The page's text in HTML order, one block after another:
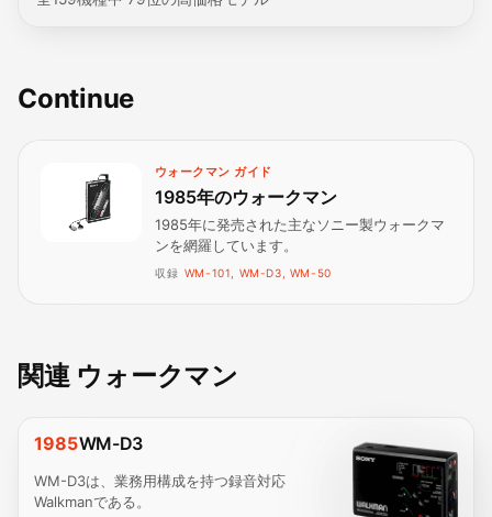
Continue
ウォークマン ガイド
1985年のウォークマン
1985年に発売された主なソニー製ウォークマ
ンを網羅しています。
収録 WM-101, WM-D3, WM-50
関連 ウォークマン
1985WM-D3
WM-D3は、業務用構成を持つ録音対応
Walkmanである。